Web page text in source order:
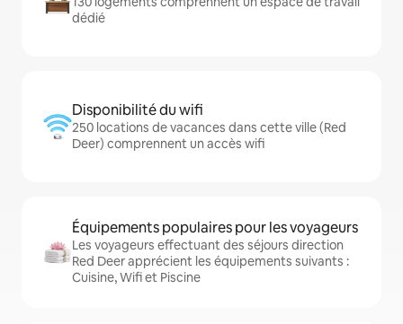
dédié
Disponibilité du wifi
250 locations de vacances dans cette ville (Red
Deer) comprennent un accès wifi
Équipements populaires pour les voyageurs
Les voyageurs effectuant des séjours direction
Red Deer apprécient les équipements suivants :
Cuisine, Wifi et Piscine